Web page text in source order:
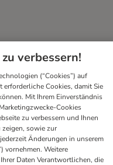
Act
Vertrag widerrufen
verbessern!
(“Cookies”) auf
Cookies, damit Sie
Mit Ihrem Einverständnis
Cookies
zu verbessern und Ihnen
sowie zur
Änderungen in unserem
vornehmen. Weitere
Daten Verantwortlichen, die